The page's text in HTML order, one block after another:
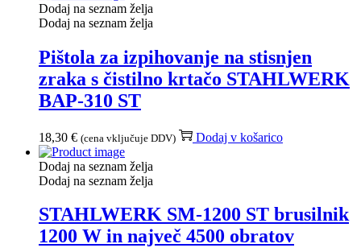
Dodaj na seznam želja
Dodaj na seznam želja
Pištola za izpihovanje na stisnjen
zraka s čistilno krtačo STAHLWERK
BAP-310 ST
18,30 € (cena vključuje DDV) Dodaj v košarico
Dodaj na seznam želja
Dodaj na seznam želja
STAHLWERK SM-1200 ST brusilnik
1200 W in največ 4500 obratov